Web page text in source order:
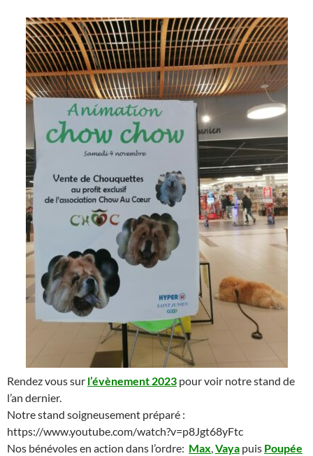
Rendez vous sur l’évènement 2023 pour voir notre stand de
l’an dernier.
Notre stand soigneusement préparé :
https://www.youtube.com/watch?v=p8Jgt68yFtc
Nos bénévoles en action dans l’ordre: Max,Vaya puis Poupée